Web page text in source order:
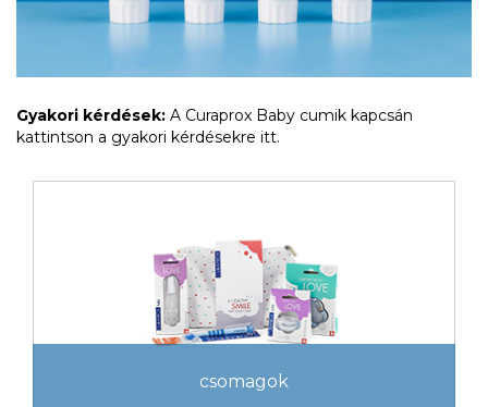
Gyakori kérdések: A Curaprox Baby cumik kapcsán
kattintson a gyakori kérdésekre itt.
csomagok